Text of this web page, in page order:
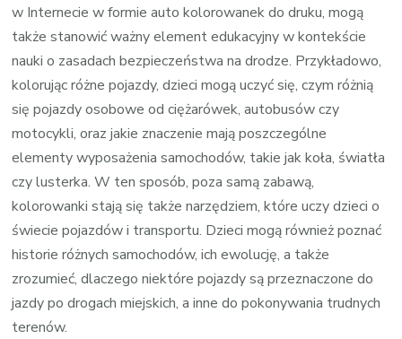
w Internecie w formie auto kolorowanek do druku, mogą
także stanowić ważny element edukacyjny w kontekście
nauki o zasadach bezpieczeństwa na drodze. Przykładowo,
kolorując różne pojazdy, dzieci mogą uczyć się, czym różnią
się pojazdy osobowe od ciężarówek, autobusów czy
motocykli, oraz jakie znaczenie mają poszczególne
elementy wyposażenia samochodów, takie jak koła, światła
czy lusterka. W ten sposób, poza samą zabawą,
kolorowanki stają się także narzędziem, które uczy dzieci o
świecie pojazdów i transportu. Dzieci mogą również poznać
historie różnych samochodów, ich ewolucję, a także
zrozumieć, dlaczego niektóre pojazdy są przeznaczone do
jazdy po drogach miejskich, a inne do pokonywania trudnych
terenów.